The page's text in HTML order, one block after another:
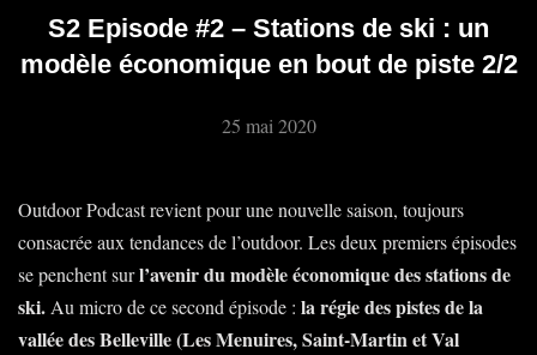
S2 Episode #2 – Stations de ski : un
modèle économique en bout de piste 2/2
25 mai 2020
Outdoor Podcast revient pour une nouvelle saison, toujours
consacrée aux tendances de l’outdoor. Les deux premiers épisodes
se penchent surl’avenir du modèle économique des stations de
ski. Au micro de ce second épisode : la régie des pistes de la
vallée des Belleville (Les Menuires, Saint-Martin et Val